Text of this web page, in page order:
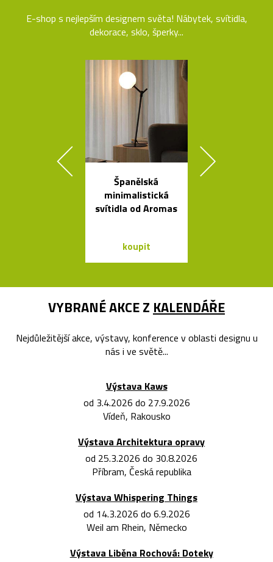
E-shop s nejlepším designem světa! Nábytek, svítidla,
dekorace, sklo, šperky...
Španělská
minimalistická
svítidla od Aromas
koupit
VYBRANÉ AKCE Z KALENDÁŘE
Nejdůležitější akce, výstavy, konference v oblasti designu u
nás i ve světě...
Výstava Kaws
od 3.4.2026 do 27.9.2026
Vídeň, Rakousko
Výstava Architektura opravy
od 25.3.2026 do 30.8.2026
Příbram, Česká republika
Výstava Whispering Things
od 14.3.2026 do 6.9.2026
Weil am Rhein, Německo
Výstava Liběna Rochová: Doteky